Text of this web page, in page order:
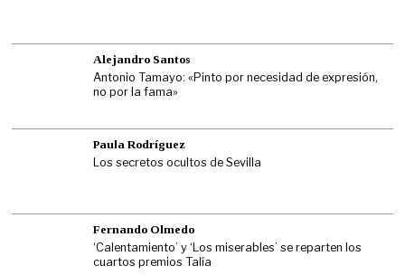
Alejandro Santos
Antonio Tamayo: «Pinto por necesidad de expresión,
no por la fama»
Paula Rodríguez
Los secretos ocultos de Sevilla
Fernando Olmedo
‘Calentamiento’ y ‘Los miserables’ se reparten los
cuartos premios Talía